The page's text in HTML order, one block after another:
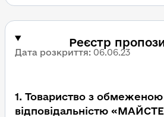
Реєстр
Дата розкриття: 06.06.23
1. Товариство з обмеженою
відповідальністю